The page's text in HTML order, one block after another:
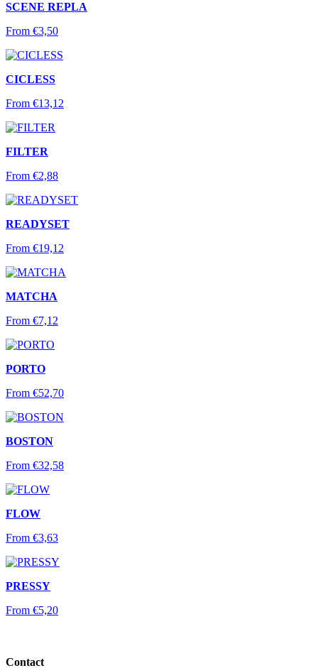
SCENE REPLA
From €3,50
CICLESS
From €13,12
FILTER
From €2,88
READYSET
From €19,12
MATCHA
From €7,12
PORTO
From €52,70
BOSTON
From €32,58
FLOW
From €3,63
PRESSY
From €5,20
Contact